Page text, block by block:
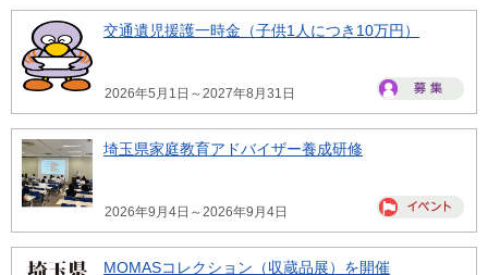
交通遺児援護一時金（子供1人につき10万円）
2026年5月1日～2027年8月31日
埼玉県家庭教育アドバイザー養成研修
2026年9月4日～2026年9月4日
MOMASコレクション（収蔵品展）を開催